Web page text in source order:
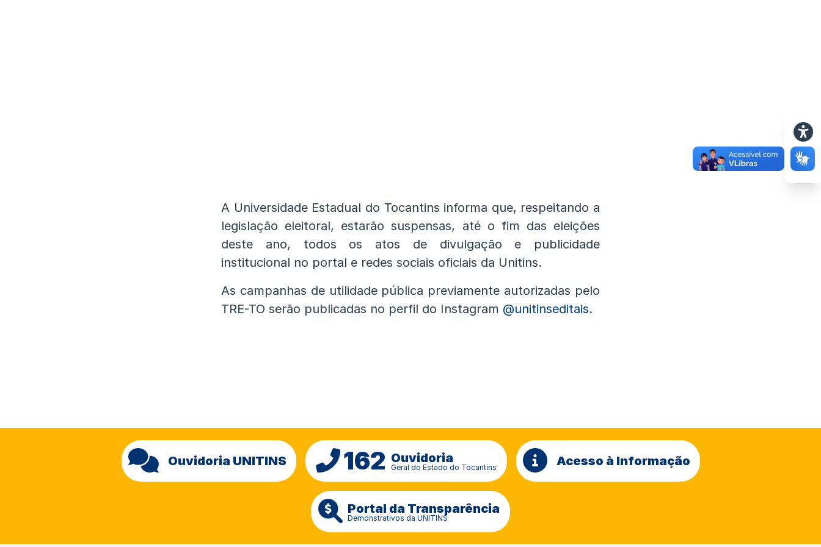
A Universidade Estadual do Tocantins informa que, respeitando a
legislação eleitoral, estarão suspensas, até o fim das eleições
deste ano, todos os atos de divulgação e publicidade
institucional no portal e redes sociais oficiais da Unitins.
As campanhas de utilidade pública previamente autorizadas pelo
TRE-TO serão publicadas no perfil do Instagram @unitinseditais.
Ouvidoria UNITINS 162 Ouvidoria
Geral do Estado do Tocantins Acesso à Informação
Portal da Transparência
Demonstrativos da UNITINS